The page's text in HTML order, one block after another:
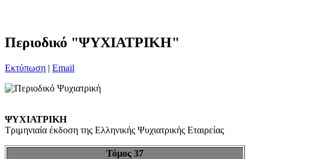
Περιοδικό "ΨΥΧΙΑΤΡΙΚΗ"
Εκτύπωση | Email
ΨΥΧΙΑΤΡΙΚΗ
Τριμηνιαία έκδοση της Ελληνικής Ψυχιατρικής Εταιρείας
Τόμος 37